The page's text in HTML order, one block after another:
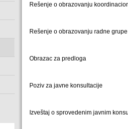
Rešenje o obrazovanju
Rešenje o obrazovanju radne
Obrazac za predloga
Poziv za javne konsultacije
Izveštaj o sprovedenim javnim